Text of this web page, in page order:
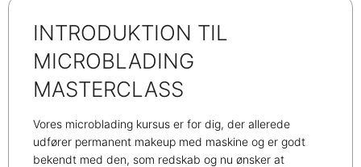
INTRODUKTION TIL
MICROBLADING
MASTERCLASS
Vores microblading kursus er for dig, der allerede
udfører permanent makeup med maskine og er godt
bekendt med den, som redskab og nu ønsker at